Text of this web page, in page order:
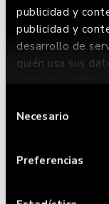
publicidad y
publicidad y
desarrollo de
quién usa sus
en el Menú de
Recopilar
deNecesario
Preferencias